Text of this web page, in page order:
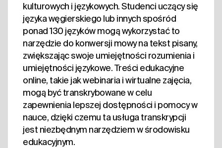
kulturowych i językowych. Studenci uczący się
języka węgierskiego lub innych spośród
ponad 130 języków mogą wykorzystać to
narzędzie do konwersji mowy na tekst pisany,
zwiększając swoje umiejętności rozumienia i
umiejętności językowe. Treści edukacyjne
online, takie jak webinaria i wirtualne zajęcia,
mogą być transkrybowane w celu
zapewnienia lepszej dostępności i pomocy w
nauce, dzięki czemu ta usługa transkrypcji
jest niezbędnym narzędziem w środowisku
edukacyjnym.